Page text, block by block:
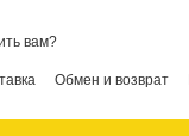
вам?
Обмен и возврат